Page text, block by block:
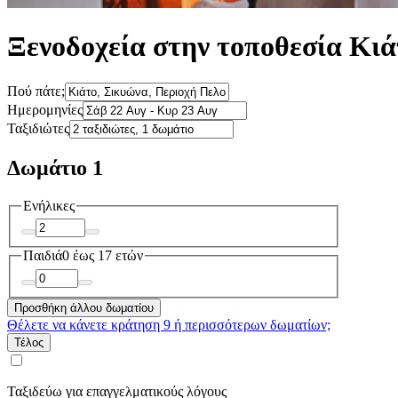
Ξενοδοχεία στην τοποθεσία
Πού πάτε;
Ημερομηνίες
Ταξιδιώτες
Δωμάτιο 1
Ενήλικες
Παιδιά0 έως 17 ετών
Προσθήκη άλλου δωματίου
Θέλετε να κάνετε κράτηση 9 ή περισσότερων δωματίων;
Τέλος
Ταξιδεύω για επαγγελματικούς λόγους